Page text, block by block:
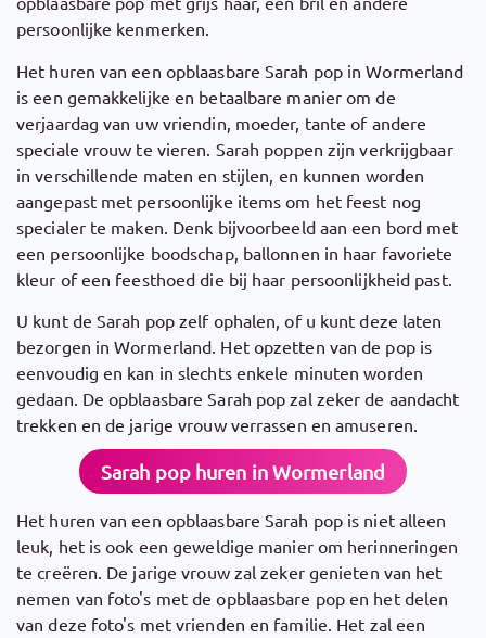
persoonlijke kenmerken.
Het huren van een opblaasbare Sarah pop in Wormerland
is een gemakkelijke en betaalbare manier om de
verjaardag van uw vriendin, moeder, tante of andere
speciale vrouw te vieren. Sarah poppen zijn verkrijgbaar
in verschillende maten en stijlen, en kunnen worden
aangepast met persoonlijke items om het feest nog
specialer te maken. Denk bijvoorbeeld aan een bord met
een persoonlijke boodschap, ballonnen in haar favoriete
kleur of een feesthoed die bij haar persoonlijkheid past.
U kunt de Sarah pop zelf ophalen, of u kunt deze laten
bezorgen in Wormerland. Het opzetten van de pop is
eenvoudig en kan in slechts enkele minuten worden
gedaan. De opblaasbare Sarah pop zal zeker de aandacht
trekken en de jarige vrouw verrassen en amuseren.
Sarah pop huren in Wormerland
Het huren van een opblaasbare Sarah pop is niet alleen
leuk, het is ook een geweldige manier om herinneringen
te creëren. De jarige vrouw zal zeker genieten van het
nemen van foto's met de opblaasbare pop en het delen
van deze foto's met vrienden en familie. Het zal een